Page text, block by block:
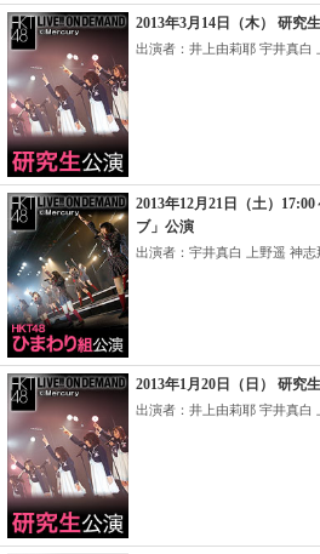
2013年3月14日（木） 研究
出演者：井上由莉耶 宇井真白
2013年12月21日（土）
ブ」公演
出演者：宇井真白 上野遥 神志
2013年1月20日（日） 研究
出演者：井上由莉耶 宇井真白